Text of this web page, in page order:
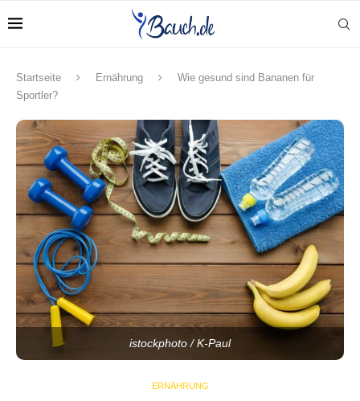
Startseite Ernährung
Wie gesund sind Bananen für
Sportler?
istockphoto / K-Paul
ERNÄHRUNG